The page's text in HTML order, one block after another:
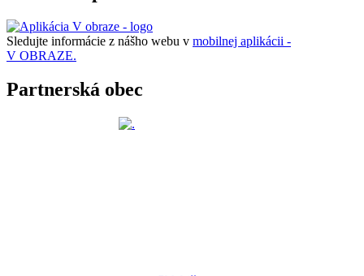
Sledujte informácie z nášho webu v mobilnej aplikácii -
V OBRAZE.
Partnerská obec